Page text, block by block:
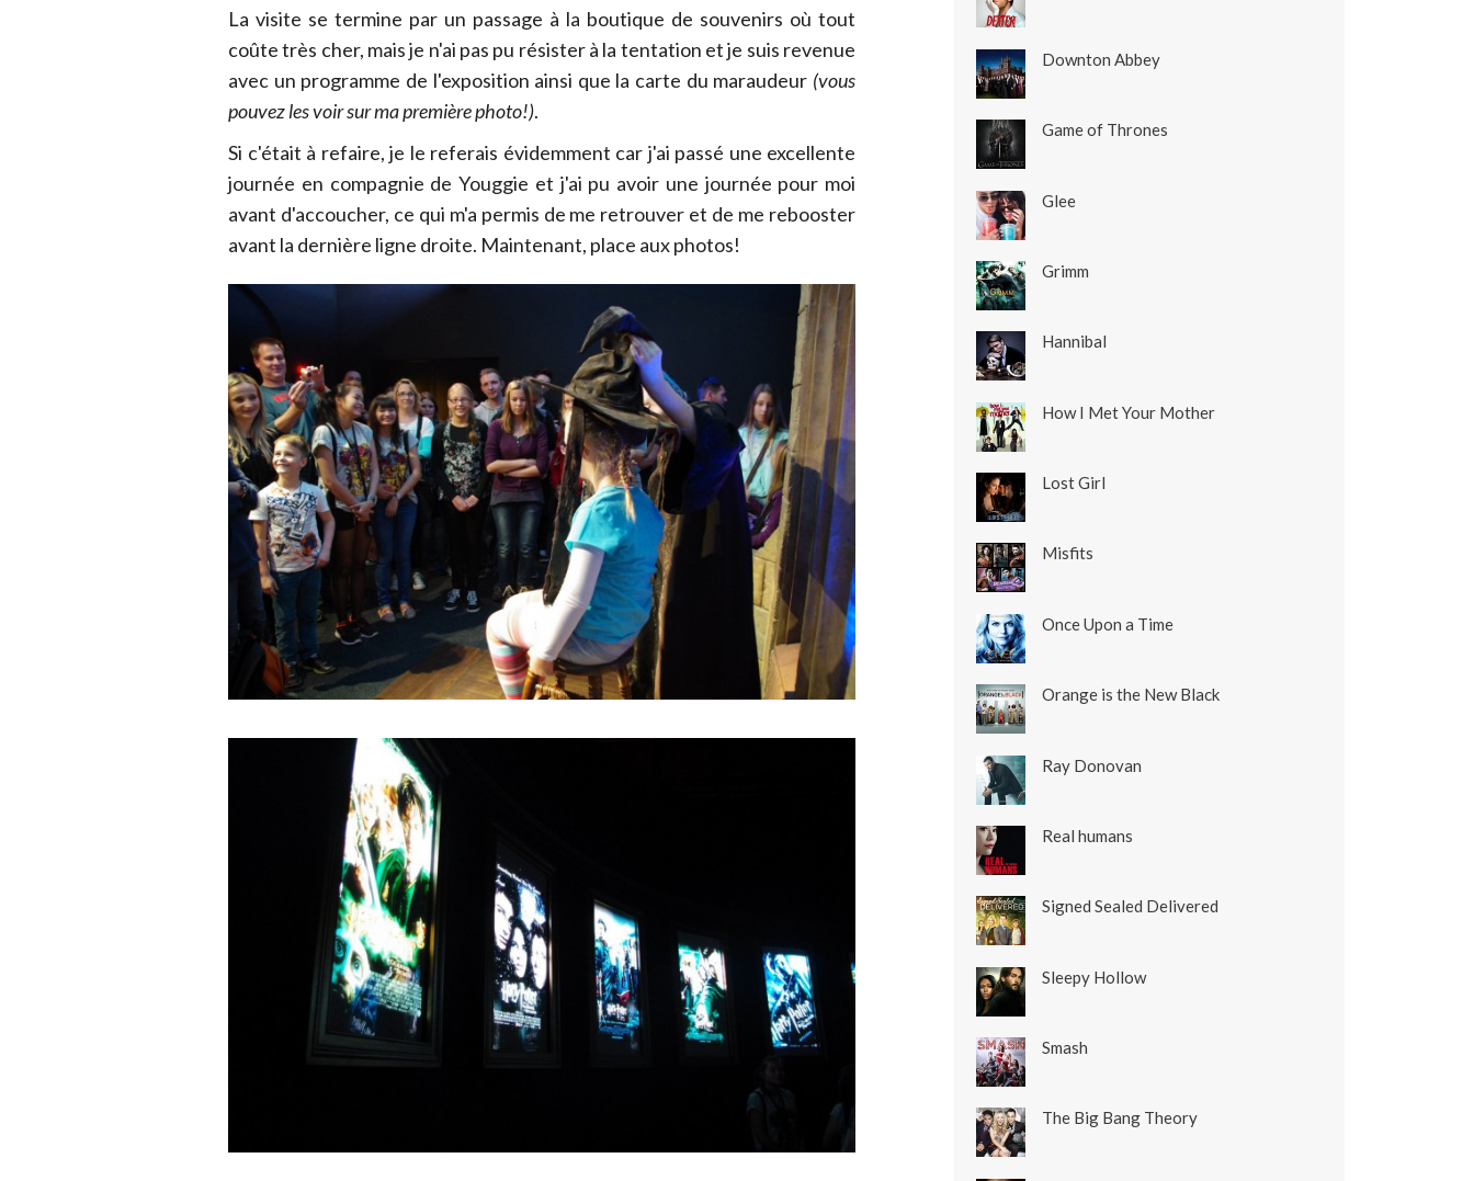
La visite se termine par un passage à la boutique de souvenirs où tout
coûte très cher, mais je n'ai pas pu résister à la tentation et je suis revenue
avec un programme de l'exposition ainsi que la carte du maraudeur (vous
pouvez les voir sur ma première photo!).
Si c'était à refaire, je le referais évidemment car j'ai passé une excellente
journée en compagnie de Youggie et j'ai pu avoir une journée pour moi
avant d'accoucher, ce qui m'a permis de me retrouver et de me rebooster
avant la dernière ligne droite. Maintenant, place aux photos!
Downton Abbey
Game of Thrones
Glee
Grimm
Hannibal
How I Met Your Mother
Lost Girl
Misfits
Once Upon a Time
Orange is the New Black
Ray Donovan
Real humans
Signed Sealed Delivered
Sleepy Hollow
Smash
The Big Bang Theory